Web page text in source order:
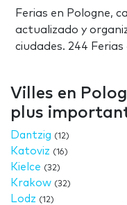
Ferias en Pologne,
actualizado y
ciudades. 244 Ferias
Villes en
plus
Dantzig (12)
Katoviz (16)
Kielce (32)
Krakow (32)
Lodz (12)